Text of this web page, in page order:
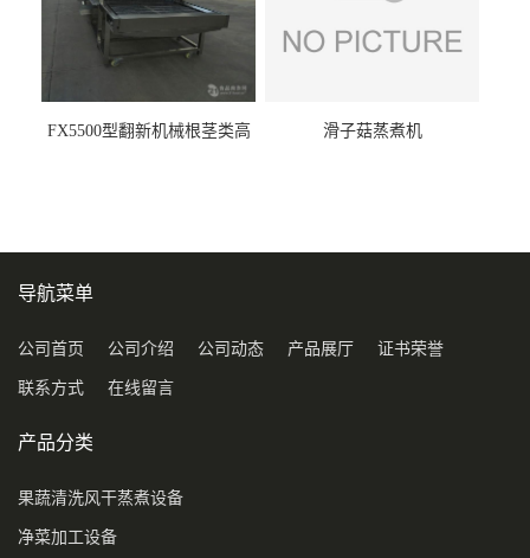
FX5500型翻新机械根茎类高
滑子菇蒸煮机
导航菜单
公司首页 公司介绍 公司动态 产品展厅 证书荣誉
联系方式 在线留言
产品分类
果蔬清洗风干蒸煮设备
净菜加工设备